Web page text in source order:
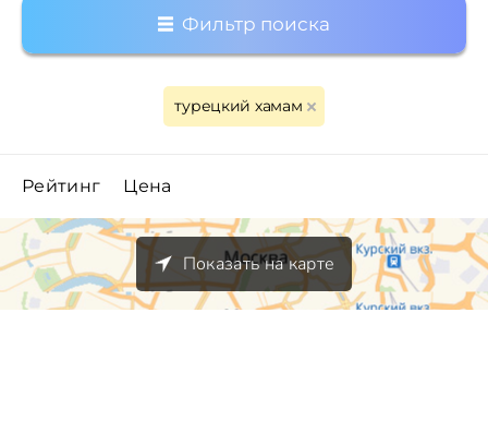
Фильтр поиска
турецкий хамам
Рейтинг Цена
Показать на карте